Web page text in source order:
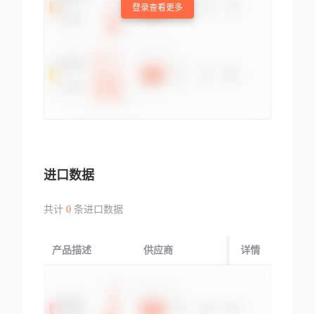
登录查看更多
进口数据
共计 0条进口数据
产品描述 供应商 起运国/地区
详情